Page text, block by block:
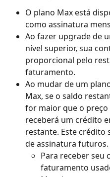
O plano Max está
como assinatura
Ao fazer upgrade de
nível superior, sua
proporcional pelo
faturamento.
Ao mudar de um
Max, se o saldo
for maior que o preço
receberá um crédito
restante. Este crédito
de assinatura futuros.
Para receber seu
faturamento